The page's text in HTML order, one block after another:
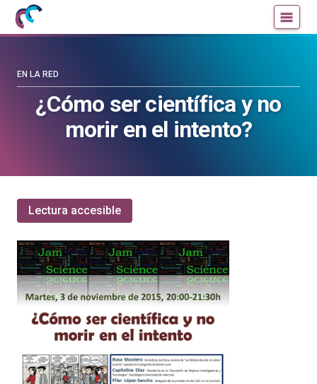
Mujeres
con
la
blog
la
¿Cómo ser científica y no
morir en el intento?
EN LA RED
Lectura accesible